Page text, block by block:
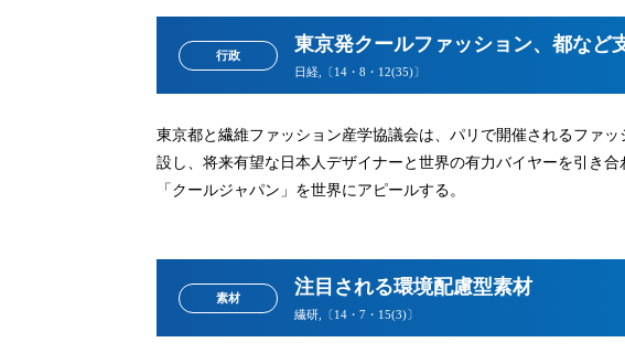
行政 東京発クールファッション、都など
日経,〔14・8・12(35)〕
東京都と繊維ファッション産学協議会は、パリで開催されるファ
設し、将来有望な日本人デザイナーと世界の有力バイヤーを引き
「クールジャパン」を世界にアピールする。
素材 注目される環境配慮型素材
繊研,〔14・7・15(3)〕